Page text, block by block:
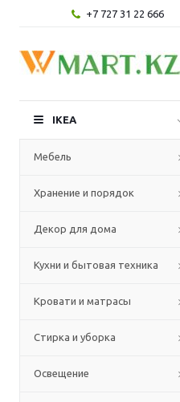
+7 727 31 22 666
IKEA
Мебель
Хранение и порядок
Декор для дома
Кухни и бытовая техника
Кровати и матрасы
Стирка и уборка
Освещение